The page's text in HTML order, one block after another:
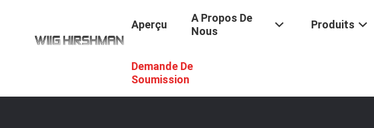
Aperçu
A Propos De
Nous
Produits
Demande De
Soumission
Murs Pliants Insonorisés